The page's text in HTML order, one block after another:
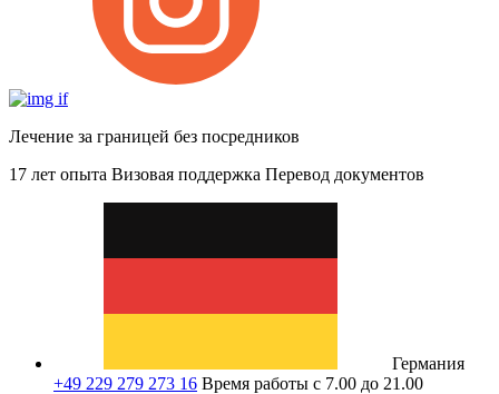
Лечение за границей без посредников
17 лет опыта Визовая поддержка Перевод документов
Германия
+49 229 279 273 16 Время работы с 7.00 до 21.00